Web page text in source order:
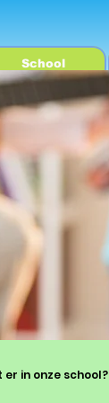
School
in onze school?